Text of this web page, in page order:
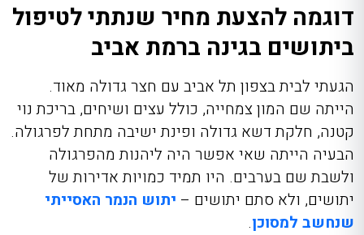
דוגמה להצעת מחיר שנתתי לטיפול
ביתושים בגינה ברמת אביב
הגעתי לבית בצפון תל אביב עם חצר גדולה מאוד.
הייתה שם המון צמחייה, כולל עצים ושיחים, בריכת נוי
קטנה, חלקת דשא גדולה ופינת ישיבה מתחת לפרגולה.
הבעיה הייתה שאי אפשר היה ליהנות מהפרגולה
ולשבת שם בערבים. היו תמיד כמויות אדירות של
יתושים, ולא סתם יתושים – יתוש הנמר האסייתי
שנחשב למסוכן.